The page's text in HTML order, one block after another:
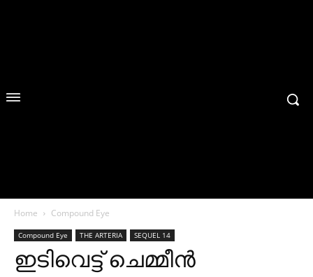
Home Compound Eye
Compound Eye THE ARTERIA SEQUEL 14
ഇടിവെട്ട് ചെമ്മീൻ